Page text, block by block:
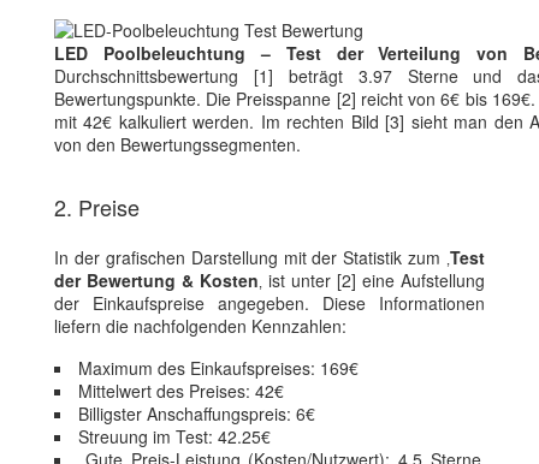
LED Poolbeleuchtung – Test der Verteilung von
Durchschnittsbewertung [1] beträgt 3.97 Sterne und
Bewertungspunkte. Die Preisspanne [2] reicht von 6€ bis
mit 42€ kalkuliert werden. Im rechten Bild [3] sieht man den
von den Bewertungssegmenten.
2. Preise
In der grafischen Darstellung mit der Statistik zum ‚ Test
der Bewertung & Kosten ‚ ist unter [2] eine Aufstellung
der Einkaufspreise angegeben. Diese Informationen
liefern die nachfolgenden Kennzahlen:
Maximum des Einkaufspreises: 169€
Mittelwert des Preises: 42€
Billigster Anschaffungspreis: 6€
Streuung im Test: 42.25€
Gute Preis-Leistung (Kosten/Nutzwert): 4.5 Sterne